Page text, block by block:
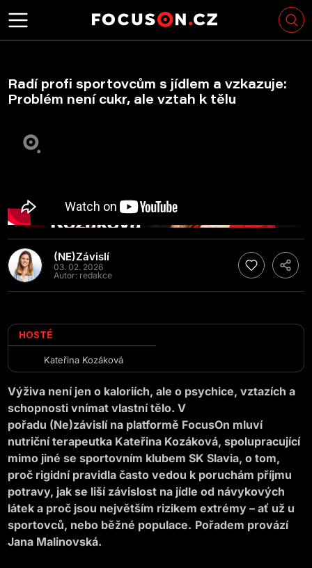
Radí profi sportovcům s jídlem a vzkazuje:
Problém není cukr, ale vztah k tělu
(NE)Závislí
03. 02. 2026
Autor: redakce
HOSTÉ
Kateřina Kozáková
Výživa není jen o kaloriích, ale o psychice, vztazích a
schopnosti vnímat vlastní tělo. V
pořadu (Ne)závislí na platformě FocusOn mluví
nutriční terapeutka Kateřina Kozáková, spolupracující
mimo jiné se sportovním klubem SK Slavia, o tom,
proč rigidní pravidla často vedou k poruchám příjmu
potravy, jak se liší závislost na jídle od návykových
látek a proč jsou největším rizikem extrémy – ať už u
sportovců, nebo běžné populace. Pořadem provází
Jana Malinovská.